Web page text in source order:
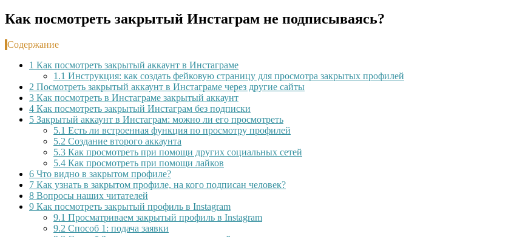
Как посмотреть закрытый Инстаграм не подписываясь?
Содержание
1 Как посмотреть закрытый аккаунт в Инстаграме
1.1 Инструкция: как создать фейковую страницу для просмотра закрытых профилей
2 Посмотреть закрытый аккаунт в Инстаграме через другие сайты
3 Как посмотреть в Инстаграме закрытый аккаунт
4 Как посмотреть закрытый Инстаграм без подписки
5 Закрытый аккаунт в Инстаграм: можно ли его просмотреть
5.1 Есть ли встроенная функция по просмотру профилей
5.2 Создание второго аккаунта
5.3 Как просмотреть при помощи других социальных сетей
5.4 Как просмотреть при помощи лайков
6 Что видно в закрытом профиле?
7 Как узнать в закрытом профиле, на кого подписан человек?
8 Вопросы наших читателей
9 Как посмотреть закрытый профиль в Instagram
9.1 Просматриваем закрытый профиль в Instagram
9.2 Способ 1: подача заявки